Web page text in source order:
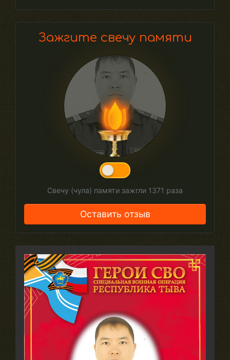
Зажгите свечу памяти
Свечу (чула) памяти зажгли 1371 раза
Оставить отзыв